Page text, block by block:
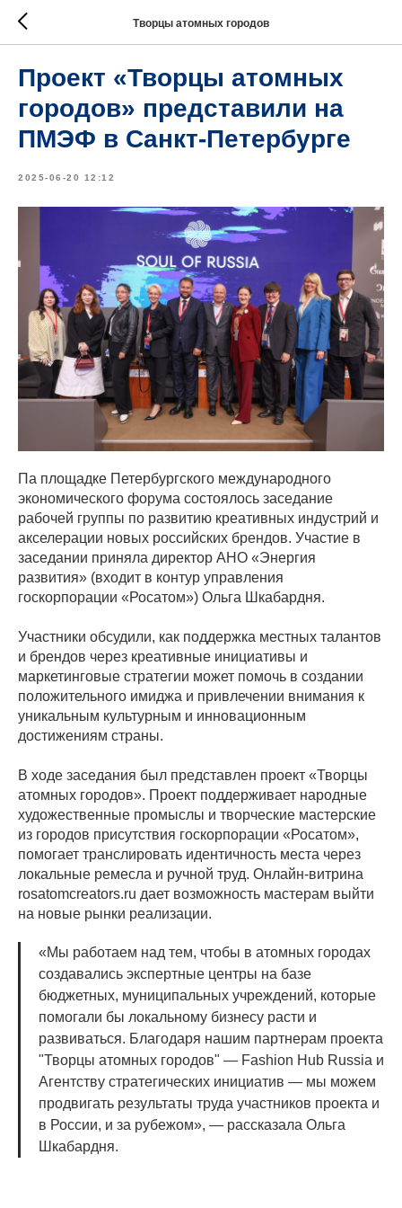
Творцы атомных городов
Проект «Творцы атомных
городов» представили на
ПМЭФ в Санкт-Петербурге
2025-06-20 12:12
Па площадке Петербургского международного
экономического форума состоялось заседание
рабочей группы по развитию креативных индустрий и
акселерации новых российских брендов. Участие в
заседании приняла директор АНО «Энергия
развития» (входит в контур управления
госкорпорации «Росатом») Ольга Шкабардня.
Участники обсудили, как поддержка местных талантов
и брендов через креативные инициативы и
маркетинговые стратегии может помочь в создании
положительного имиджа и привлечении внимания к
уникальным культурным и инновационным
достижениям страны.
В ходе заседания был представлен проект «Творцы
атомных городов». Проект поддерживает народные
художественные промыслы и творческие мастерские
из городов присутствия госкорпорации «Росатом»,
помогает транслировать идентичность места через
локальные ремесла и ручной труд. Онлайн-витрина
rosatomcreators.ru дает возможность мастерам выйти
на новые рынки реализации.
«Мы работаем над тем, чтобы в атомных городах
создавались экспертные центры на базе
бюджетных, муниципальных учреждений, которые
помогали бы локальному бизнесу расти и
развиваться. Благодаря нашим партнерам проекта
"Творцы атомных городов" — Fashion Hub Russia и
Агентству стратегических инициатив — мы можем
продвигать результаты труда участников проекта и
в России, и за рубежом», — рассказала Ольга
Шкабардня.